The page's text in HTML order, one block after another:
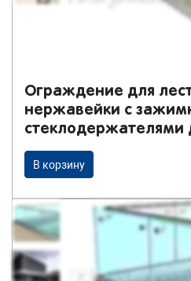
Ограждение для
нержавейки с
стеклодержателями
В корзину